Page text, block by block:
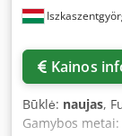
Kainos
Būklė: naujas,
Gamybos metai: